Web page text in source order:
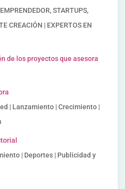
STARTUPS,
CREACIÓN | EXPERTOS EN
de los proyectos que asesora
| Lanzamiento | Crecimiento |
| Deportes | Publicidad y